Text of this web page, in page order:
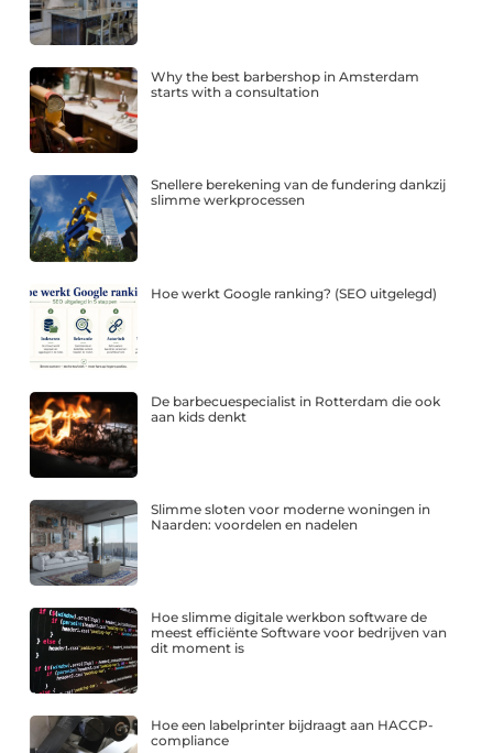
Why the best barbershop in Amsterdam
starts with a consultation
Snellere berekening van de fundering dankzij
slimme werkprocessen
Hoe werkt Google ranking? (SEO uitgelegd)
De barbecuespecialist in Rotterdam die ook
aan kids denkt
Slimme sloten voor moderne woningen in
Naarden: voordelen en nadelen
Hoe slimme digitale werkbon software de
meest efficiënte Software voor bedrijven van
dit moment is
Hoe een labelprinter bijdraagt aan HACCP-
compliance